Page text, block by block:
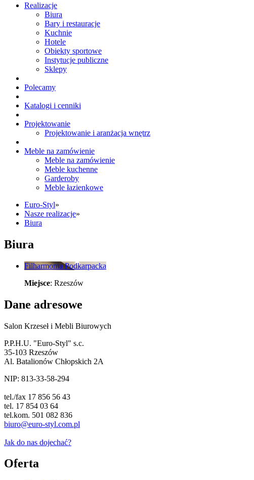
Realizacje
Biura
Bary i restauracje
Kuchnie
Hotele
Obiekty sportowe
Instytucje publiczne
Sklepy
Polecamy
Katalogi i cenniki
Projektowanie
Projektowanie i aranżacja wnętrz
Meble na zamówienie
Meble na zamówienie
Meble kuchenne
Garderoby
Meble łazienkowe
Euro-Styl»
Nasze realizacje»
Biura
Biura
Filharmonia Podkarpacka
Miejsce: Rzeszów
Dane adresowe
Salon Krzeseł i Mebli Biurowych
P.P.H.U. "Euro-Styl" s.c.
35-103 Rzeszów
Al. Batalionów Chłopskich 2A
NIP: 813-33-58-294
tel./fax 17 856 56 43
tel. 17 854 03 64
tel.kom. 501 082 836
biuro@euro-styl.com.pl
Jak do nas dojechać?
Oferta